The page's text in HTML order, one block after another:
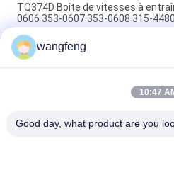
TQ374D Boîte de vitesses à
0606 353-0607 353-0608 315-4480
353-0528 333-3036 Excavateur à
hydraulique adapté TQ345D
Danfoss BMVT41 moteur
peut être adapté à 5 ~ 6 tonnes
wangfeng
10:47
Good day, what product are you